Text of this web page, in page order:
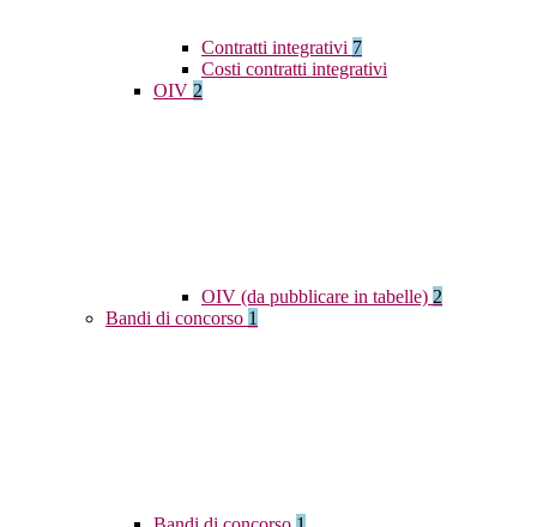
Contratti integrativi 7
Costi contratti integrativi
OIV 2
OIV (da pubblicare in tabelle) 2
Bandi di concorso 1